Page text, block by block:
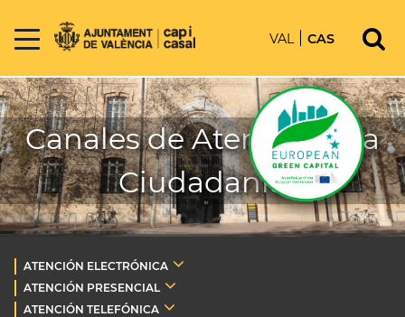
VAL CAS
Canales de Atención a la
Ciudadanía
ATENCIÓN ELECTRÓNICA
ATENCIÓN PRESENCIAL
ATENCIÓN TELEFÓNICA